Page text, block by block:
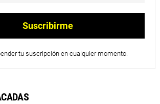
tu suscripción en cualquier momento.